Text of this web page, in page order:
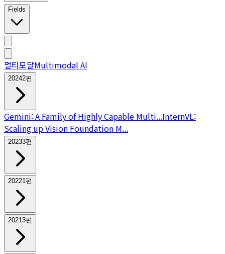
Fields
멀티모달Multimodal AI
20242편
Gemini: A Family of Highly Capable Multi...InternVL:
Scaling up Vision Foundation M...
20233편
20221 편
2021 3편